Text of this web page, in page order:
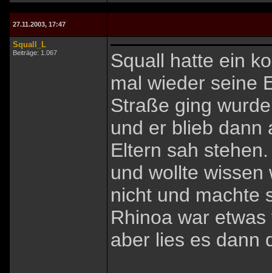
27.11.2003, 17:47
Squall_L
Beiträge: 1.067
Squall hatte ein
mal wieder seine
Straße ging
und er blieb dann
Eltern sah
und wollte
nicht und machte
Rhinoa war
aber lies es dann